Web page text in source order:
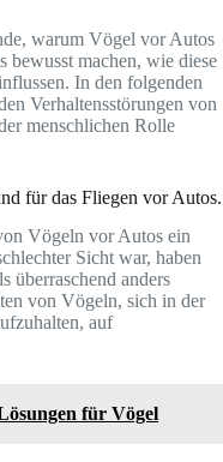
warum Vögel vor Autos
bewusst machen, wie diese
In den folgenden
Verhaltensstörungen von
menschlichen Rolle
für das Fliegen vor Autos.
Vögeln vor Autos ein
Sicht war, haben
überraschend anders
von Vögeln, sich in der
auf
für Vögel